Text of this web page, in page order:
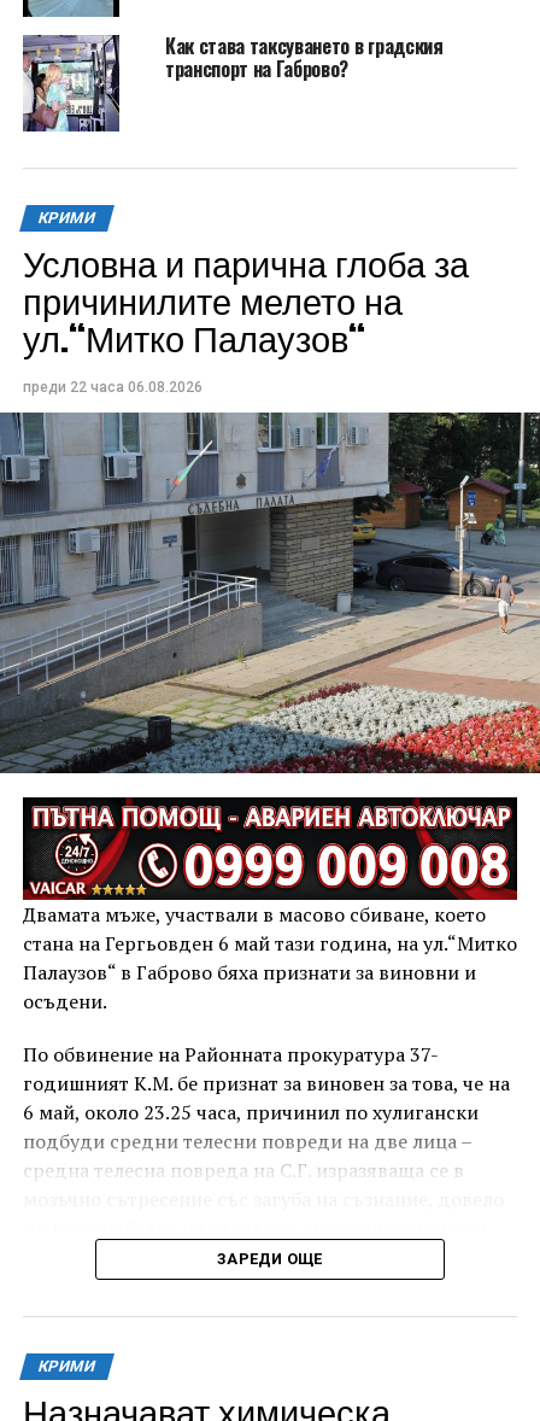
Как става таксуването в градския
транспорт на Габрово?
КРИМИ
Условна и парична глоба за
причинилите мелето на
ул.“Митко Палаузов“
преди 22 часа 06.08.2026
Двамата мъже, участвали в масово сбиване, което
стана на Гергьовден 6 май тази година, на ул.“Митко
Палаузов“ в Габрово бяха признати за виновни и
осъдени.
По обвинение на Районната прокуратура 37-
годишният К.М. бе признат за виновен за това, че на
6 май, около 23.25 часа, причинил по хулигански
подбуди средни телесни повреди на две лица –
средна телесна повреда на С.Г. изразяваща се в
живота, и лека телесна повреда на Х.С., която бе с
порезна рана на петия пръст на дясната ръка,
довела до разстройство на здравето, неопасно за
За извършеното престъпление 37-годишният бе
ЗАРЕДИ ОЩЕ
КРИМИ